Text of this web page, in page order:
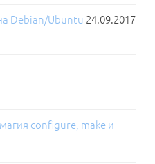
Debian/Ubuntu 24.09.2017
configure, make и